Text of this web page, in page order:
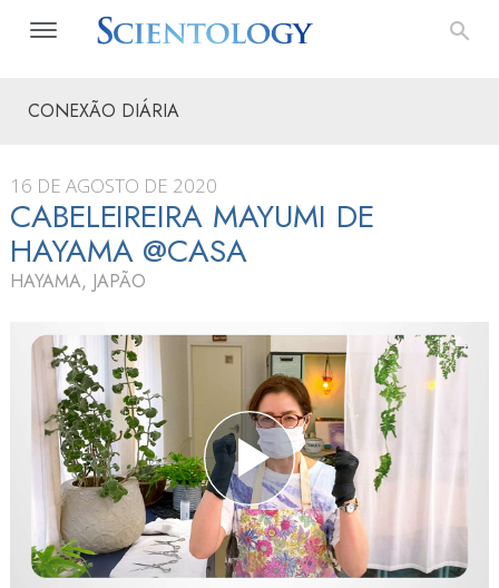
CONEXÃO DIÁRIA
16 DE AGOSTO DE 2020
CABELEIREIRA MAYUMI DE
HAYAMA @CASA
HAYAMA, JAPÃO